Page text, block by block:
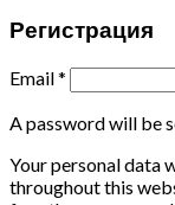
Регистрация
Email*
A password will be
Your personal data
throughout this